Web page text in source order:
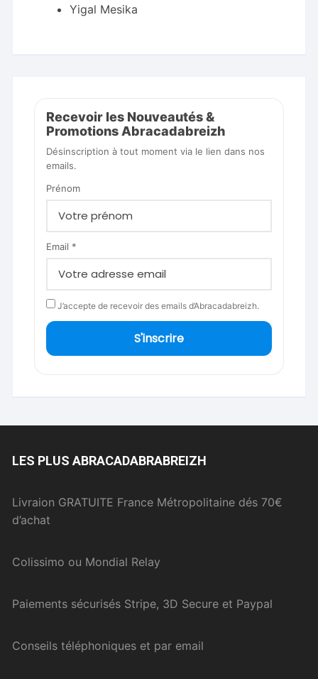
Yigal Mesika
Recevoir les Nouveautés &
Promotions Abracadabreizh
Désinscription à tout moment via le lien dans nos
emails.
Prénom
Email *
J’accepte de recevoir des emails d’Abracadabreizh.
S'inscrire
LES PLUS ABRACADABRABREIZH
Livraion GRATUITE France Métropolitaine dés 70€
d’achat
Colissimo ou Mondial Relay
Paiements sécurisés Stripe, 3D Secure et Paypal
Conseils téléphoniques et par email